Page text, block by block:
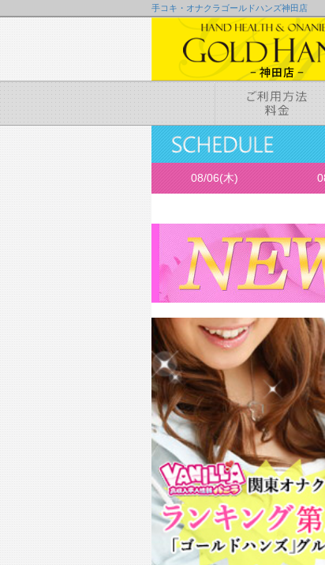
手コキ・オナクラゴールドハンズ神田店
08/06(木)